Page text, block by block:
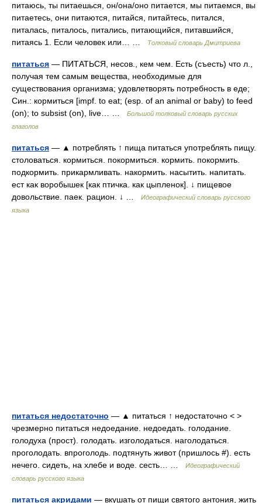
питаюсь, ты питаешься, он/она/оно питается, мы питаемся, вы
питаетесь, они питаются, питайся, питайтесь, питался,
питалась, питалось, питались, питающийся, питавшийся,
питаясь 1. Если человек или… …
Толковый словарь Дмитриева
питаться — ПИТАТЬСЯ, несов., кем чем. Есть (съесть) что л.,
получая тем самым вещества, необходимые для
существования организма; удовлетворять потребность в еде;
Син.: кормиться [impf. to eat; (esp. of an animal or baby) to feed
(on); to subsist (on), live… …
Большой толковый словарь русских
глаголов
питаться — ▲ потреблять ↑ пища питаться употреблять пищу.
столоваться. кормиться. покормиться. кормить. покормить.
подкормить. прикармливать. накормить. насытить. напитать.
ест как воробышек [как птичка. как цыпленок]. ↓ пищевое
довольствие. паек. рацион. ↓ …
Идеографический словарь русского
языка
питаться недостаточно — ▲ питаться ↑ недостаточно < >
чрезмерно питаться недоедание. недоедать. голодание.
голодуха (прост). голодать. изголодаться. наголодаться.
проголодать. впроголодь. подтянуть живот (пришлось #). есть
нечего. сидеть, на хлебе и воде. сесть… …
Идеографический
словарь русского языка
питаться акридами — вкушать от пищи святого антония, жить